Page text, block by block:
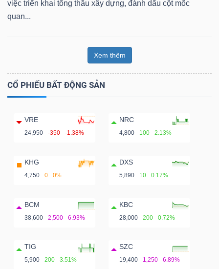
việc triển khai tổng thầu xây dựng, đánh dấu cột mốc
quan...
Xem thêm
CỔ PHIẾU BẤT ĐỘNG SẢN
VRE
24,950 -350 -1.38%
NRC
4,800 100 2.13%
KHG
4,750 0 0%
DXS
5,890 10 0.17%
BCM
38,600 2,500 6.93%
KBC
28,000 200 0.72%
TIG
5,900 200 3.51%
SZC
19,400 1,250 6.89%